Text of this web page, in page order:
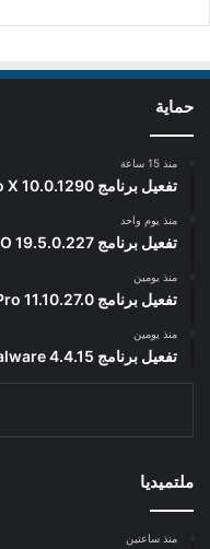
حماية
منذ 15 ساعة
تفعيل برنامج SUPERAntiSpyware Pro X 10.0.1290
منذ يوم واحد
تفعيل برنامج Advanced SystemCare PRO 19.5.0.227
منذ يومين
تفعيل برنامج UVK Ultra Virus Killer Pro 11.10.27.0
منذ يومين
تفعيل برنامج Watchdog Anti-Malware 4.4.15
ملتميديا
منذ ساعتين